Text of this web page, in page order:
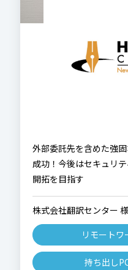
外部委託先を含めた強
成功！今後はセキュリ
開拓を目指す
株式会社翻訳センター 様
リモート
持ち出し